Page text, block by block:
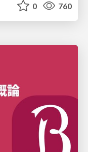
0 760